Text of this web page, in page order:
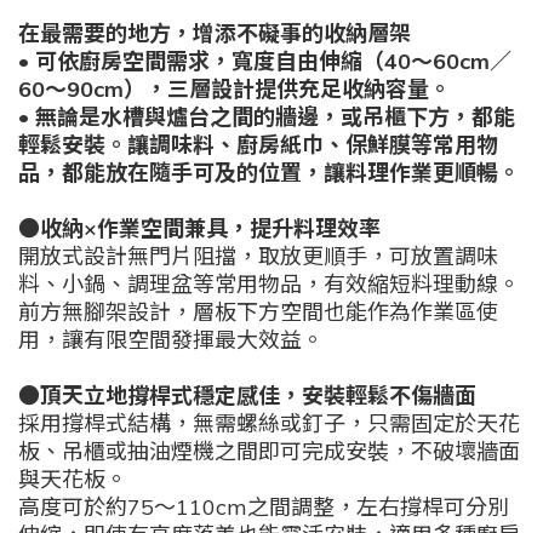
在最需要的地方，增添不礙事的收納層架
• 可依廚房空間需求，寬度自由伸縮（40～60cm／
60～90cm），三層設計提供充足收納容量。
• 無論是水槽與爐台之間的牆邊，或吊櫃下方，都能
輕鬆安裝。讓調味料、廚房紙巾、保鮮膜等常用物
品，都能放在隨手可及的位置，讓料理作業更順暢。
●收納×作業空間兼具，提升料理效率
開放式設計無門片阻擋，取放更順手，可放置調味
料、小鍋、調理盆等常用物品，有效縮短料理動線。
前方無腳架設計，層板下方空間也能作為作業區使
用，讓有限空間發揮最大效益。
●頂天立地撐桿式穩定感佳，安裝輕鬆不傷牆面
採用撐桿式結構，無需螺絲或釘子，只需固定於天花
板、吊櫃或抽油煙機之間即可完成安裝，不破壞牆面
與天花板。
高度可於約75～110cm之間調整，左右撐桿可分別